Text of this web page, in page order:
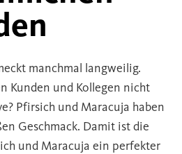
manchmal langweilig.
Kunden und Kollegen nicht
Pfirsich und Maracuja haben
Geschmack. Damit ist die
und Maracuja ein perfekter